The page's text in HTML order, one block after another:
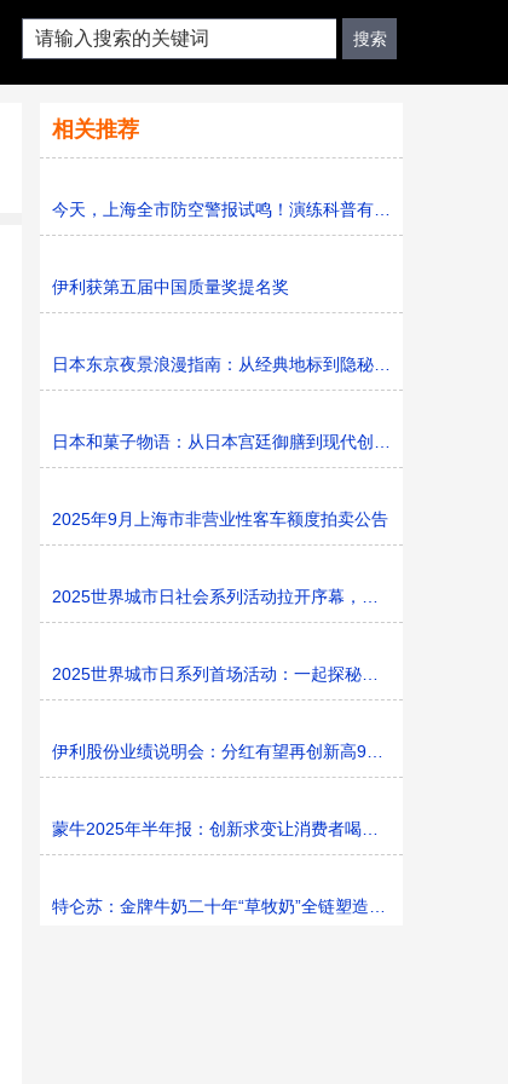
相关推荐
今天，上海全市防空警报试鸣！演练科普有序进行，人防意
伊利获第五届中国质量奖提名奖
日本东京夜景浪漫指南：从经典地标到隐秘胜地
日本和菓子物语：从日本宫廷御膳到现代创新的甜蜜传承
2025年9月上海市非营业性客车额度拍卖公告
2025世界城市日社会系列活动拉开序幕，探寻社区花园里的
2025世界城市日系列首场活动：一起探秘家门口的“魔法花园”
伊利股份业绩说明会：分红有望再创新高9%利润率目标不变
蒙牛2025年半年报：创新求变让消费者喝上奶、喝好奶、喝
特仑苏：金牌牛奶二十年“草牧奶”全链塑造有机新矩阵